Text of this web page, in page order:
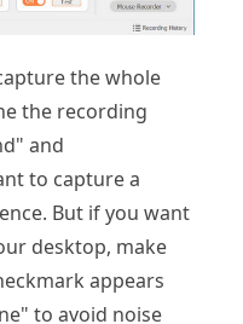
the whole
the recording
and
to capture a
But if you want
desktop, make
appears
to avoid noise